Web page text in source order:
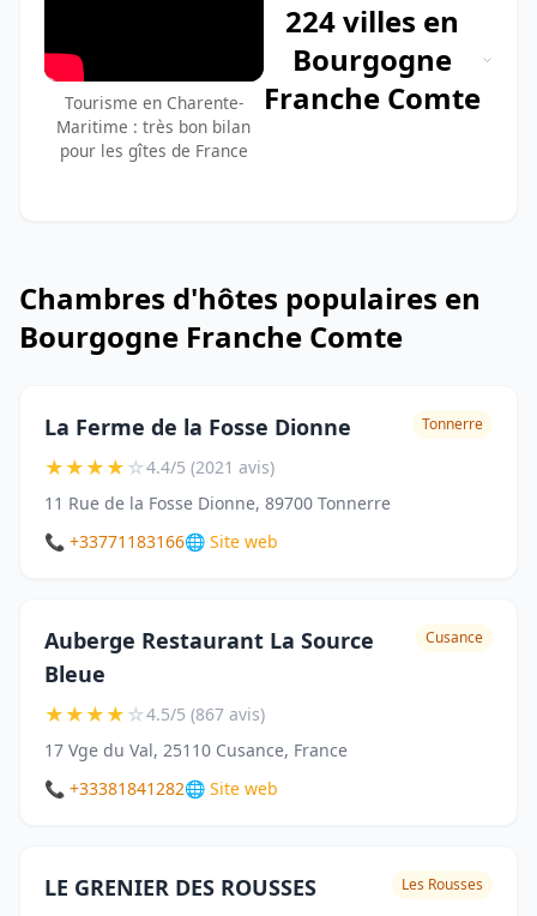
Tourisme en Charente-
Maritime : très bon bilan
pour les gîtes de France
224 villes en
Bourgogne
Franche Comte
Chambres d'hôtes populaires en
Bourgogne Franche Comte
La Ferme de la Fosse Dionne Tonnerre
★★★★☆4.4/5 (2021 avis)
11 Rue de la Fosse Dionne, 89700 Tonnerre
📞 +33771183166🌐 Site web
Auberge Restaurant La Source
Bleue
Cusance
★★★★☆4.5/5 (867 avis)
17 Vge du Val, 25110 Cusance, France
📞 +33381841282🌐 Site web
LE GRENIER DES ROUSSES Les Rousses